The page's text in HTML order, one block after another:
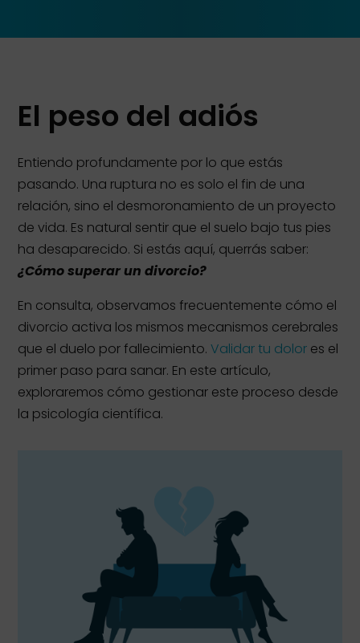
El peso del adiós
Entiendo profundamente por lo que estás
pasando. Una ruptura no es solo el fin de una
relación, sino el desmoronamiento de un proyecto
de vida. Es natural sentir que el suelo bajo tus pies
ha desaparecido. Si estás aquí, querrás saber:
¿Cómo superar un divorcio?
En consulta, observamos frecuentemente cómo el
divorcio activa los mismos mecanismos cerebrales
que el duelo por fallecimiento.Validar tu dolor es el
primer paso para sanar. En este artículo,
exploraremos cómo gestionar este proceso desde
la psicología científica.